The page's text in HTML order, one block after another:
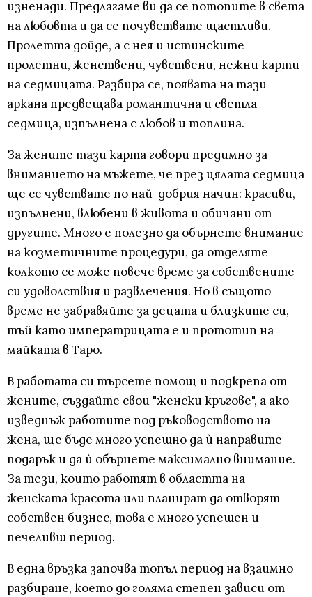
изненади. Предлагаме ви да се потопите в света
на любовта и да се почувствате щастливи.
Пролетта дойде, а с нея и истинските
пролетни, женствени, чувствени, нежни карти
на седмицата. Разбира се, появата на тази
аркана предвещава романтична и светла
седмица, изпълнена с любов и топлина.
За жените тази карта говори предимно за
вниманието на мъжете, че през цялата седмица
ще се чувствате по най-добрия начин: красиви,
изпълнени, влюбени в живота и обичани от
другите. Много е полезно да обърнете внимание
на козметичните процедури, да отделяте
колкото се може повече време за собствените
си удоволствия и развлечения. Но в същото
време не забравяйте за децата и близките си,
тъй като императрицата е и прототип на
майката в Таро.
В работата си търсете помощ и подкрепа от
жените, създайте свои "женски кръгове", а ако
изведнъж работите под ръководството на
жена, ще бъде много успешно да ѝ направите
подарък и да ѝ обърнете максимално внимание.
За тези, които работят в областта на
женската красота или планират да отворят
собствен бизнес, това е много успешен и
печеливш период.
В една връзка започва топъл период на взаимно
разбиране, което до голяма степен зависи от